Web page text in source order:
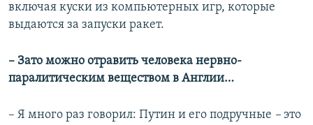
включая куски из компьютерных игр, которые
выдаются за запуски ракет.
– Зато можно отравить человека нервно-
паралитическим веществом в Англии…
– Я много раз говорил: Путин и его подручные – это